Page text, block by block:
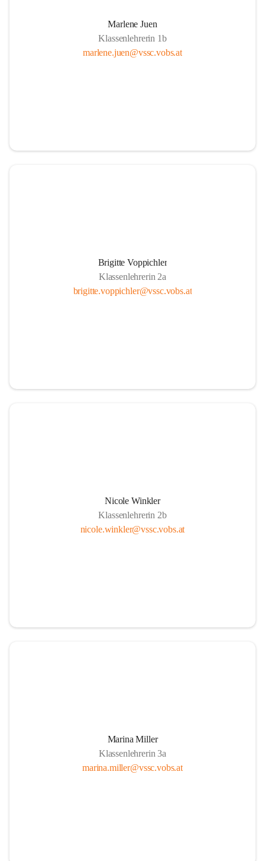
Marlene Juen
Klassenlehrerin 1b
marlene.juen@vssc.vobs.at
Brigitte Voppichler
Klassenlehrerin 2a
brigitte.voppichler@vssc.vobs.at
Nicole Winkler
Klassenlehrerin 2b
nicole.winkler@vssc.vobs.at
Marina Miller
Klassenlehrerin 3a
marina.miller@vssc.vobs.at